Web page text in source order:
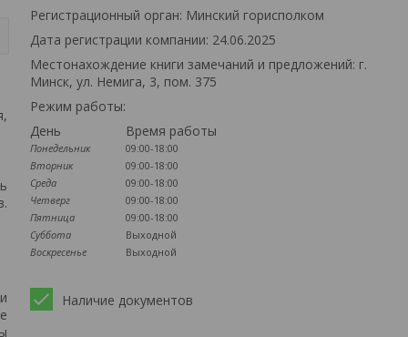
Регистрационный орган: Минский горисполком
Дата регистрации компании: 24.06.2025
Местонахождение книги замечаний и предложений: г.
Минск, ул. Немига, 3, пом. 375
Режим работы:
День
Время работы
Понедельник
09:00-18:00
Вторник
09:00-18:00
Среда
09:00-18:00
Четверг
09:00-18:00
Пятница
09:00-18:00
Суббота
Выходной
Воскресенье
Выходной
Наличие документов